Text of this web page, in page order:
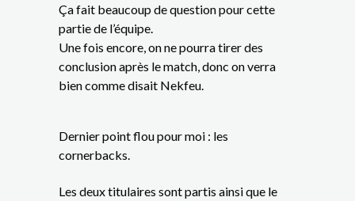
Ça fait beaucoup de question pour cette
partie de l’équipe.
Une fois encore, on ne pourra tirer des
conclusion après le match, donc on verra
bien comme disait Nekfeu.
Dernier point flou pour moi : les
cornerbacks.
Les deux titulaires sont partis ainsi que le